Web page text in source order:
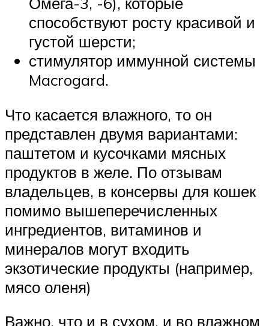
способствуют росту красивой и
густой шерсти;
стимулятор иммунной системы
Macrogard.
Что касается влажного, то он
представлен двумя вариантами:
паштетом и кусочками мясных
продуктов в желе. По отзывам
владельцев, в консервы для кошек
помимо вышеперечисленных
ингредиентов, витаминов и
минералов могут входить
экзотические продукты (например,
мясо оленя)
Важно, что и в сухом, и во влажном